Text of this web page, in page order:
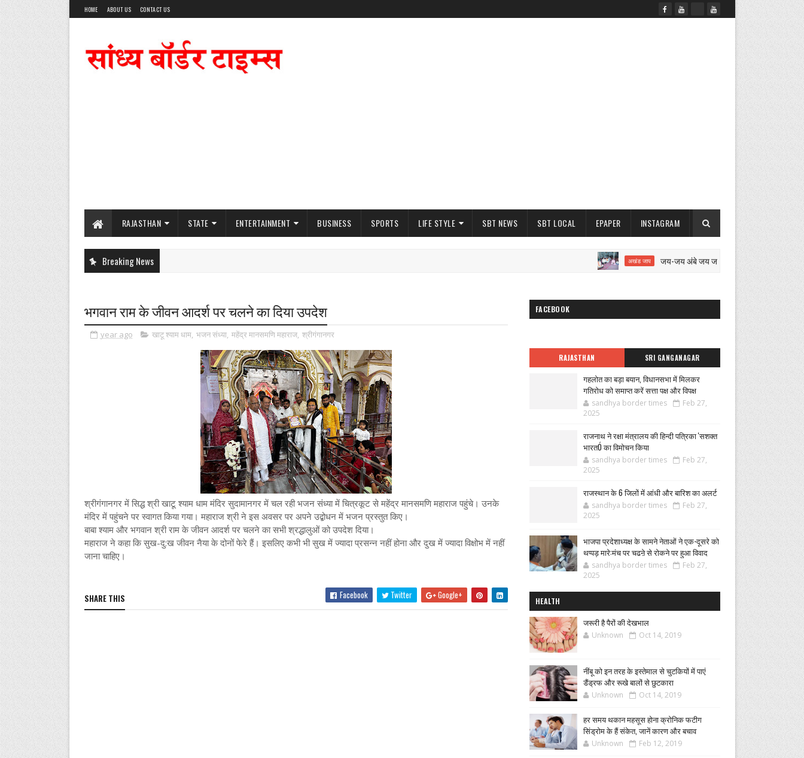
HOME ABOUT US CONTACT US
RAJASTHAN STATE ENTERTAINMENT BUSINESS SPORTS LIFE STYLE SBT NEWS SBT LOCAL EPAPER INSTAGRAM
Breaking News अखंड जाप जय-जय अंबे जय जगदंबे का 12 घंटे का अखंड जाप शुरू
भगवान राम के जीवन आदर्श पर चलने का दिया उपदेश
year ago खाटू श्याम धाम, भजन संध्या, महेंद्र मानसमणि महाराज, श्रीगंगानगर
श्रीगंगानगर में सिद्ध श्री खाटू श्याम धाम मंदिर सुदामानगर में चल रही भजन संध्या में चित्रकूट से महेंद्र मानसमणि महाराज पहुंचे। उनके
मंदिर में पहुंचने पर स्वागत किया गया। महाराज श्री ने इस अवसर पर अपने उद्बोधन में भजन प्रस्तुत किए।
बाबा श्याम और भगवान श्री राम के जीवन आदर्श पर चलने का सभी श्रद्धालुओं को उपदेश दिया।
महाराज ने कहा कि सुख-दु:ख जीवन नैया के दोनों फेरे हैं। इसलिए कभी भी सुख में ज्यादा प्रसन्न नहीं होना और दुख में ज्यादा विक्षोभ में नहीं
जाना चाहिए।
SHARE THIS Facebook Twitter Google+
FACEBOOK
RAJASTHAN SRI GANGANAGAR
गहलोत का बड़ा बयान, विधानसभा में मिलकर
गतिरोध को समाप्त करें सत्ता पक्ष और विपक्ष
sandhya border times
Feb 27,
2025
राजनाथ ने रक्षा मंत्रालय की हिन्दी पत्रिका 'सशक्त
भारतÓ का विमोचन किया
sandhya border times
Feb 27,
2025
राजस्थान के 6 जिलों में आंधी और बारिश का अलर्ट
sandhya border times
Feb 27,
2025
भाजपा प्रदेशाध्यक्ष के सामने नेताओं ने एक-दूसरे को
थप्पड़ मारे:मंच पर चढऩे से रोकने पर हुआ विवाद
sandhya border times
Feb 27,
2025
HEALTH
जरूरी है पैरों की देखभाल
Unknown Oct 14, 2019
नींबू को इन तरह के इस्तेमाल से चुटकियों में पाएं
डैंड्रफ और रूखे बालों से छुटकारा
Unknown Oct 14, 2019
हर समय थकान महसूस होना क्रोनिक फटीग
सिंड्रोम के हैं संकेत, जानें कारण और बचाव
Unknown Feb 12, 2019